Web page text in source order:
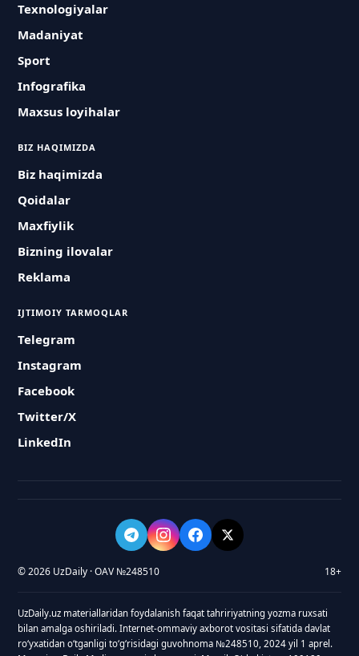
Texnologiyalar
Madaniyat
Sport
Infografika
Maxsus loyihalar
BIZ HAQIMIZDA
Biz haqimizda
Qoidalar
Maxfiylik
Bizning ilovalar
Reklama
IJTIMOIY TARMOQLAR
Telegram
Instagram
Facebook
Twitter/X
LinkedIn
© 2026 UzDaily · OAV №248510 18+
UzDaily.uz materiallaridan foydalanish faqat tahririyatning yozma ruxsati
bilan amalga oshiriladi. Internet-ommaviy axborot vositasi sifatida davlat
roʻyxatidan oʻtganligi toʻgʻrisidagi guvohnoma №248510, 2024 yil 1 aprel.